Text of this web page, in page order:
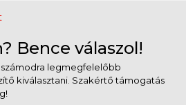
Bence válaszol!
legmegfelelőbb
kiválasztani. Szakértő támogatás